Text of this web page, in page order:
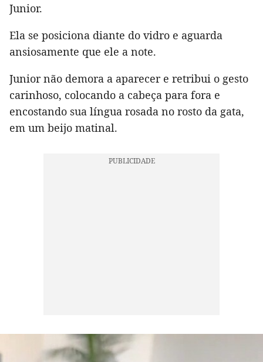
Junior.
Ela se posiciona diante do vidro e aguarda
ansiosamente que ele a note.
Junior não demora a aparecer e retribui o gesto
carinhoso, colocando a cabeça para fora e
encostando sua língua rosada no rosto da gata,
em um beijo matinal.